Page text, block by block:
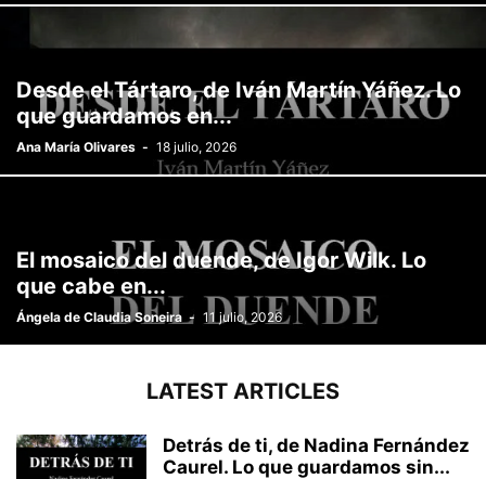
Desde el Tártaro, de Iván Martín Yáñez. Lo
que guardamos en...
Ana María Olivares - 18 julio, 2026
El mosaico del duende, de Igor Wilk. Lo
que cabe en...
Ángela de Claudia Soneira - 11 julio, 2026
LATEST ARTICLES
Detrás de ti, de Nadina Fernández
Caurel. Lo que guardamos sin...